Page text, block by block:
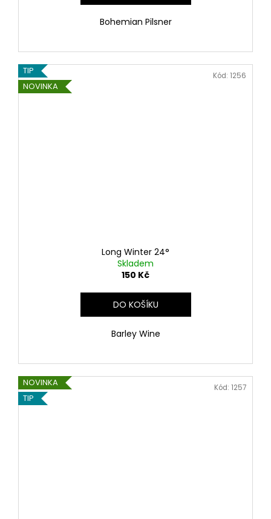
Bohemian Pilsner
TIP
NOVINKA
Long Winter 24°
Skladem
150 Kč
DO KOŠÍKU
Barley Wine
Kód: 1256
NOVINKA
TIP
Kód: 1257